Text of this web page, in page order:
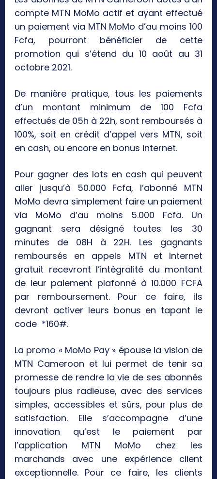
compte MTN MoMo actif et ayant effectué
un paiement via MTN MoMo d’au moins 100
Fcfa, pourront bénéficier de cette
promotion qui s’étend du 10 août au 31
octobre 2021.
De manière pratique, tous les paiements
d’un montant minimum de 100 Fcfa
effectués de 05h à 22h, sont remboursés à
100%, soit en crédit d’appel vers MTN, soit
en cash, ou encore en bonus internet.
Pour gagner des lots en cash qui peuvent
aller jusqu’à 50.000 Fcfa, l’abonné MTN
MoMo devra simplement faire un paiement
via MoMo d’au moins 5.000 Fcfa. Un
gagnant sera désigné toutes les 30
minutes de 08H à 22H. Les gagnants
remboursés en appels MTN et Internet
gratuit recevront l’intégralité du montant
de leur paiement plafonné à 10.000 FCFA
par remboursement. Pour ce faire, ils
devront activer leurs bonus en tapant le
code *160#.
La promo « MoMo Pay » épouse la vision de
MTN Cameroon et lui permet de tenir sa
promesse de rendre la vie de ses abonnés
toujours plus radieuse, avec des services
simples, accessibles et sûrs, pour plus de
satisfaction. Elle s’accompagne d’une
innovation qu’est le paiement par
l’application MTN MoMo chez les
marchands avec une expérience client
exceptionnelle. Pour ce faire, les clients